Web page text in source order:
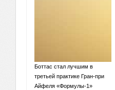
Боттас стал лучшим в
третьей практике Гран-при
Айфеля «Формулы-1»